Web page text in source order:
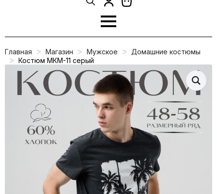
Search
Главная Магазин Мужское
Домашние костюмы
Костюм МКМ-11 серый